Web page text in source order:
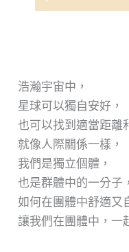
浩瀚宇宙中，
星球可以獨自安好，
也可以找到適當距離
就像人際關係一樣，
我們是獨立個體，
也是群體中的一分子，
如何在團體中舒適又
讓我們在團體中，一